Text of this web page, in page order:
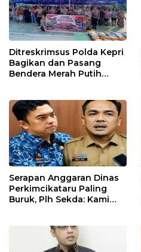
Ditreskrimsus Polda Kepri
Bagikan dan Pasang
Bendera Merah Putih
Kebangsaan.
Serapan Anggaran Dinas
Perkimcikataru Paling
Buruk, Plh Sekda: Kami